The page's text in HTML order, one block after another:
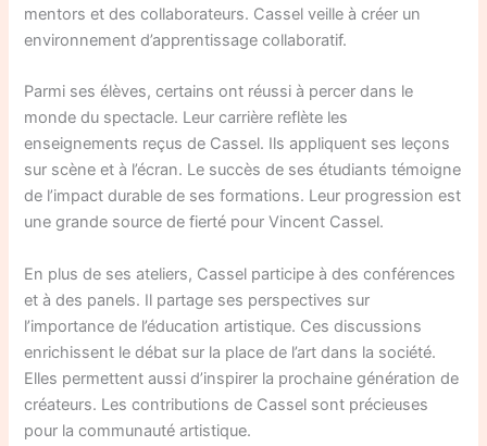
mentors et des collaborateurs. Cassel veille à créer un
environnement d’apprentissage collaboratif.
Parmi ses élèves, certains ont réussi à percer dans le
monde du spectacle. Leur carrière reflète les
enseignements reçus de Cassel. Ils appliquent ses leçons
sur scène et à l’écran. Le succès de ses étudiants témoigne
de l’impact durable de ses formations. Leur progression est
une grande source de fierté pour Vincent Cassel.
En plus de ses ateliers, Cassel participe à des conférences
et à des panels. Il partage ses perspectives sur
l’importance de l’éducation artistique. Ces discussions
enrichissent le débat sur la place de l’art dans la société.
Elles permettent aussi d’inspirer la prochaine génération de
créateurs. Les contributions de Cassel sont précieuses
pour la communauté artistique.